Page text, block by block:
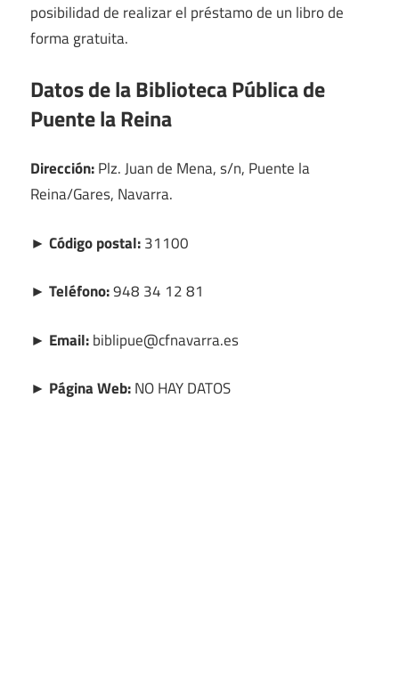
posibilidad de realizar el préstamo de un libro de
forma gratuita.
Datos de la Biblioteca Pública de
Puente la Reina
Dirección:Plz. Juan de Mena, s/n, Puente la
Reina/Gares, Navarra.
► Código postal:31100
► Teléfono:948 34 12 81
► Email:biblipue@cfnavarra.es
► Página Web:NO HAY DATOS